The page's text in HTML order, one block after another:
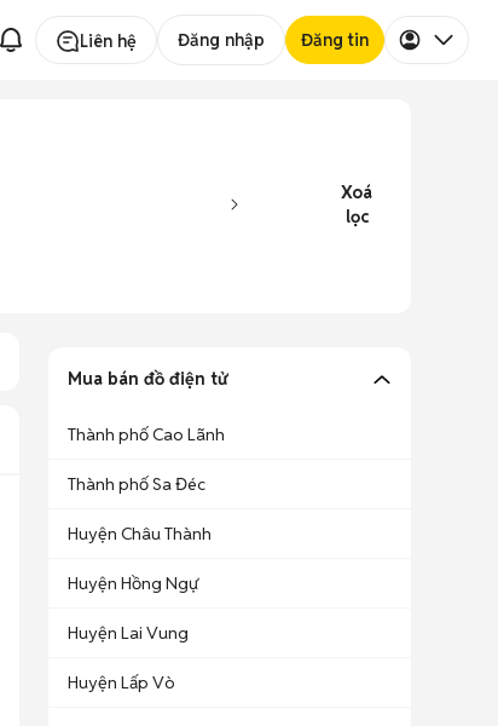
Liên hệ Đăng nhập Đăng tin
Xoá
lọc
Mua bán đồ điện tử
Thành phố Cao Lãnh
Thành phố Sa Đéc
Huyện Châu Thành
Huyện Hồng Ngự
Huyện Lai Vung
Huyện Lấp Vò